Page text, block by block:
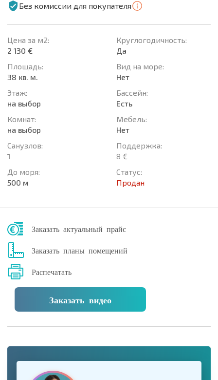
Без комиссии для покупателя
Цена за м2:
2 130 €
Площадь:
38 кв. м.
Этаж:
на выбор
Комнат:
на выбор
Санузлов:
1
До моря:
500 м
Круглогодичность:
Да
Вид на море:
Нет
Басcейн:
Есть
Мебель:
Нет
Поддержка:
8 €
Статус:
Продан
Заказать актуальный прайс
Заказать планы помещений
Распечатать
Заказать видео